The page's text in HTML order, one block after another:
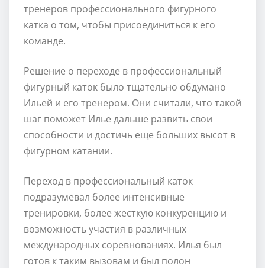
тренеров профессионального фигурного
катка о том, чтобы присоединиться к его
команде.
Решение о переходе в профессиональный
фигурный каток было тщательно обдумано
Ильей и его тренером. Они считали, что такой
шаг поможет Илье дальше развить свои
способности и достичь еще больших высот в
фигурном катании.
Переход в профессиональный каток
подразумевал более интенсивные
тренировки, более жесткую конкуренцию и
возможность участия в различных
международных соревнованиях. Илья был
готов к таким вызовам и был полон